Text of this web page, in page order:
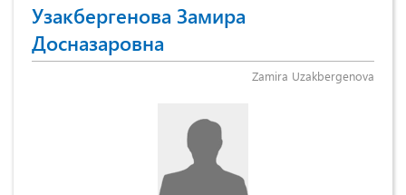
Узакбергенова Замира
Досназаровна
Zamira Uzakbergenova